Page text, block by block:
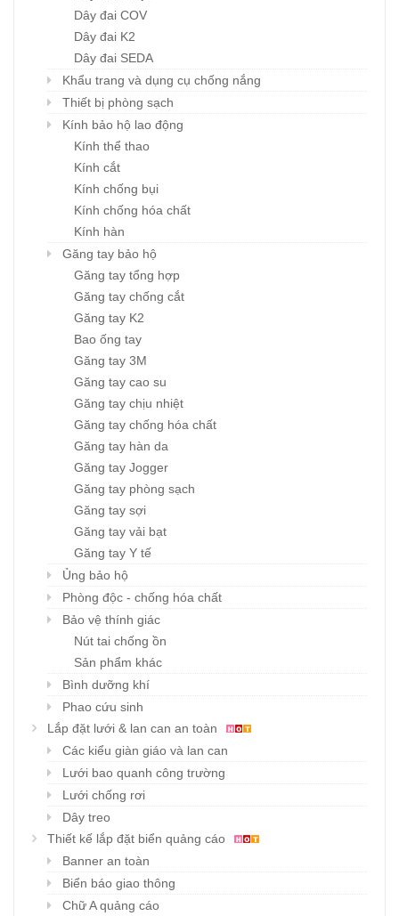
Dây đai COV
Dây đai K2
Dây đai SEDA
Khẩu trang và dụng cụ chống nắng
Thiết bị phòng sạch
Kính bảo hộ lao động
Kính thể thao
Kính cắt
Kính chống bụi
Kính chống hóa chất
Kính hàn
Găng tay bảo hộ
Găng tay tổng hợp
Găng tay chống cắt
Găng tay K2
Bao ống tay
Găng tay 3M
Găng tay cao su
Găng tay chịu nhiệt
Găng tay chống hóa chất
Găng tay hàn da
Găng tay Jogger
Găng tay phòng sạch
Găng tay sợi
Găng tay vải bạt
Găng tay Y tế
Ủng bảo hộ
Phòng độc - chống hóa chất
Bảo vệ thính giác
Nút tai chống ồn
Sản phẩm khác
Bình dưỡng khí
Phao cứu sinh
Lắp đặt lưới & lan can an toàn
Các kiểu giàn giáo và lan can
Lưới bao quanh công trường
Lưới chống rơi
Dây treo
Thiết kế lắp đặt biển quảng cáo
Banner an toàn
Biển báo giao thông
Chữ A quảng cáo